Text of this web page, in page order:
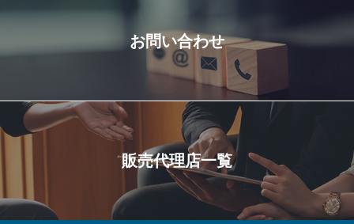
お問い合わせ
販売代理店一覧